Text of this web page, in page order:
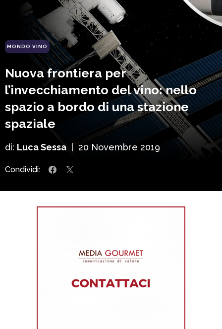
MONDO VINO
Nuova frontiera per
l’invecchiamento del vino: nello
spazio a bordo di una stazione
spaziale
di: Luca Sessa 20 Novembre 2019
Condividi: